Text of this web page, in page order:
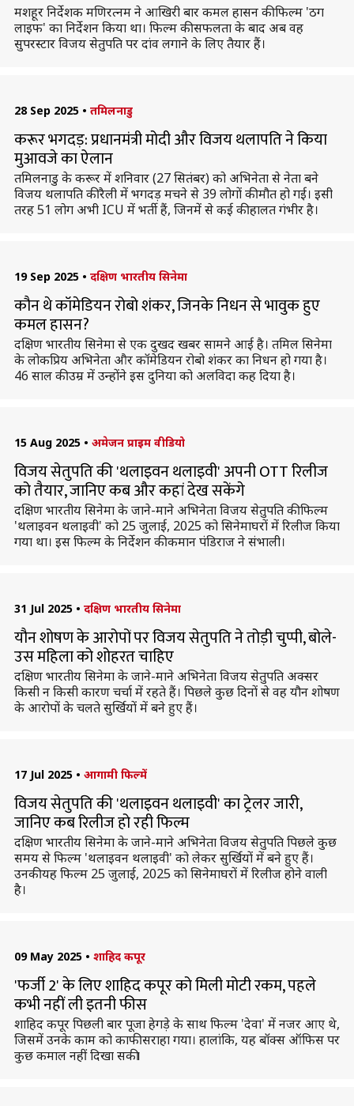
मशहूर निर्देशक मणिरत्नम ने आखिरी बार कमल हासन की फिल्म 'ठग
लाइफ' का निर्देशन किया था। फिल्म की सफलता के बाद अब वह
सुपरस्टार विजय सेतुपति पर दांव लगाने के लिए तैयार हैं।
28 Sep 2025 • तमिलनाडु
करूर भगदड़: प्रधानमंत्री मोदी और विजय थलापति ने किया
मुआवजे का ऐलान
तमिलनाडु के करूर में शनिवार (27 सितंबर) को अभिनेता से नेता बने
विजय थलापति की रैली में भगदड़ मचने से 39 लोगों की मौत हो गई। इसी
तरह 51 लोग अभी ICU में भर्ती हैं, जिनमें से कई की हालत गंभीर है।
19 Sep 2025 • दक्षिण भारतीय सिनेमा
कौन थे कॉमेडियन रोबो शंकर, जिनके निधन से भावुक हुए
कमल हासन?
दक्षिण भारतीय सिनेमा से एक दुखद खबर सामने आई है। तमिल सिनेमा
के लोकप्रिय अभिनेता और कॉमेडियन रोबो शंकर का निधन हो गया है।
46 साल की उम्र में उन्होंने इस दुनिया को अलविदा कह दिया है।
15 Aug 2025 • अमेजन प्राइम वीडियो
विजय सेतुपति की 'थलाइवन थलाइवी' अपनी OTT रिलीज
को तैयार, जानिए कब और कहां देख सकेंगे
दक्षिण भारतीय सिनेमा के जाने-माने अभिनेता विजय सेतुपति की फिल्म
'थलाइवन थलाइवी' को 25 जुलाई, 2025 को सिनेमाघरों में रिलीज किया
गया था। इस फिल्म के निर्देशन की कमान पंडिराज ने संभाली।
31 Jul 2025 • दक्षिण भारतीय सिनेमा
यौन शोषण के आरोपों पर विजय सेतुपति ने तोड़ी चुप्पी, बोले-
उस महिला को शोहरत चाहिए
दक्षिण भारतीय सिनेमा के जाने-माने अभिनेता विजय सेतुपति अक्सर
किसी न किसी कारण चर्चा में रहते हैं। पिछले कुछ दिनों से वह यौन शोषण
के आरोपों के चलते सुर्खियों में बने हुए हैं।
17 Jul 2025 • आगामी फिल्में
विजय सेतुपति की 'थलाइवन थलाइवी' का ट्रेलर जारी,
जानिए कब रिलीज हो रही फिल्म
दक्षिण भारतीय सिनेमा के जाने-माने अभिनेता विजय सेतुपति पिछले कुछ
समय से फिल्म 'थलाइवन थलाइवी' को लेकर सुर्खियों में बने हुए हैं।
उनकी यह फिल्म 25 जुलाई, 2025 को सिनेमाघरों में रिलीज होने वाली
है।
09 May 2025 • शाहिद कपूर
'फर्जी 2' के लिए शाहिद कपूर को मिली मोटी रकम, पहले
कभी नहीं ली इतनी फीस
शाहिद कपूर पिछली बार पूजा हेगड़े के साथ फिल्म 'देवा' में नजर आए थे,
जिसमें उनके काम को काफी सराहा गया। हालांकि, यह बॉक्स ऑफिस पर
कुछ कमाल नहीं दिखा सकी।